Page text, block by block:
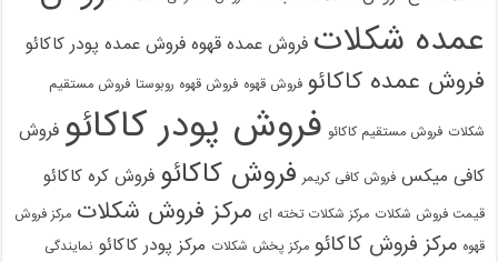
عمده شکلات فروش عمده قهوه فروش عمده پودر کاکائو
فروش عمده کاکائو فروش قهوه فروش قهوه روبوستا فروش مستقیم
شکلات فروش مستقیم کاکائو فروش پودر کاکائو فروش
کافی میکس فروش کافی کریمر فروش کاکائو فروش کره کاکائو
قیمت فروش شکلات مرکز شکلات تخته ای مرکز فروش شکلات مرکز فروش
قهوه مرکز فروش کاکائو مرکز پخش شکلات مرکز پودر کاکائو نمایندگی